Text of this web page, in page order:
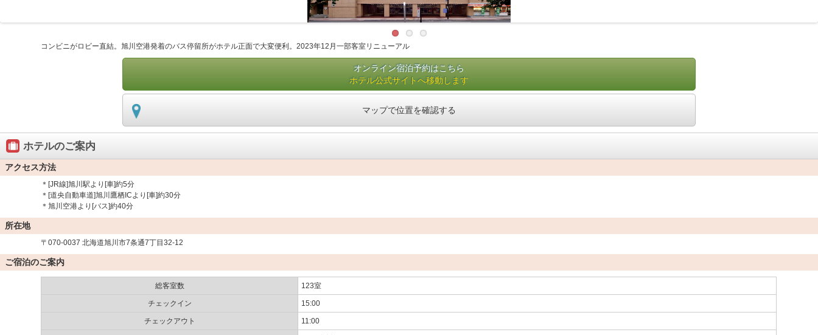
コンビニがロビー直結。旭川空港発着のバス停留所がホテル正面で大変便利。2023年12月一部客室リニューアル
オンライン宿泊予約はこちら
ホテル公式サイトへ移動します
マップで位置を確認する
ホテルのご案内
アクセス方法
＊[JR線]旭川駅より[車]約5分
＊[道央自動車道]旭川鷹栖ICより[車]約30分
＊旭川空港より[バス]約40分
所在地
〒070-0037 北海道旭川市7条通7丁目32-12
ご宿泊のご案内
総客室数 123室
チェックイン 15:00
チェックアウト 11:00